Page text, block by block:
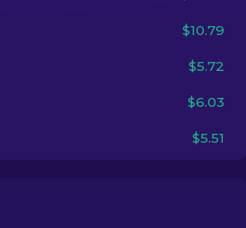
$10.79
$5.72
$6.03
$5.51